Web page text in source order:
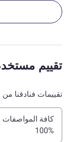
تقييم
تقييمات فنادقنا
كافة المواصفات
100%